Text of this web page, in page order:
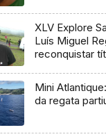
XLV Explore
Luís Miguel
reconquistar
Mini
da regata